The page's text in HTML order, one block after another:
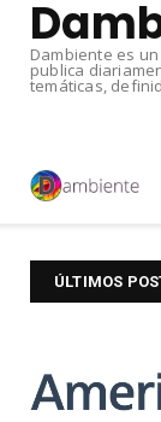
Dambiente es
publica
temáticas,
ÚLTIMOS
#SOCIEDAD